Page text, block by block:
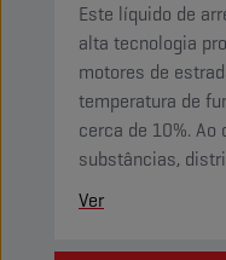
Este líquido de
alta tecnologia
motores de
temperatura de
cerca de 10%. Ao
substâncias,
Ver